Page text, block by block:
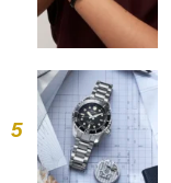
5